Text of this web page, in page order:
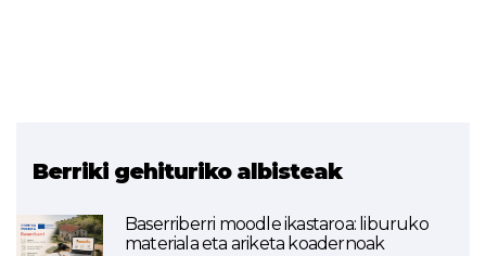
Berriki gehituriko albisteak
Baserriberri moodle ikastaroa: liburuko
materiala eta ariketa koadernoak